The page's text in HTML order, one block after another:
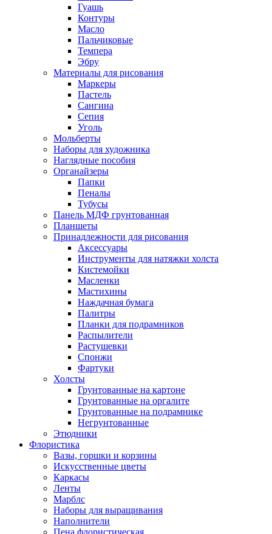
Гуашь
Контуры
Масло
Пальчиковые
Темпера
Эбру
Материалы для рисования
Маркеры
Пастель
Сангина
Сепия
Уголь
Мольберты
Наборы для художника
Наглядные пособия
Органайзеры
Папки
Пеналы
Тубусы
Панель МДФ грунтованная
Планшеты
Принадлежности для рисования
Аксессуары
Инструменты для натяжки холста
Кистемойки
Масленки
Мастихины
Наждачная бумага
Палитры
Планки для подрамников
Распылители
Растушевки
Спонжи
Фартуки
Холсты
Грунтованные на картоне
Грунтованные на оргалите
Грунтованные на подрамнике
Негрунтованные
Этюдники
Флористика
Вазы, горшки и корзины
Искусственные цветы
Каркасы
Ленты
Марблс
Наборы для выращивания
Наполнители
Пена флористическая